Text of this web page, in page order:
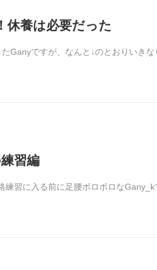
休養は必要だった
Ganyですが、なんと↓のとおりいき
習編
練習に入る前に足腰ボロボロな